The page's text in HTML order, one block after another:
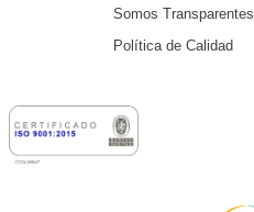
Somos Transparentes
Política de Calidad